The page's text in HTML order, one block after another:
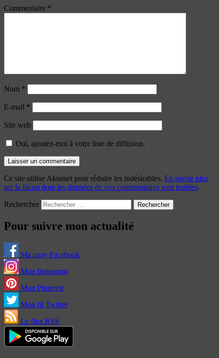
Commentaire *
Nom *
E-mail *
Site web
Oui, ajoutez-moi à votre liste de diffusion.
Ce site utilise Akismet pour réduire les indésirables. En savoir plus
sur la façon dont les données de vos commentaires sont traitées.
Rechercher
Pour suivre mon actualité
Ma page Facebook
Mon Instagram
Mon Pinterest
Mon fil Twitter
Le flux RSS